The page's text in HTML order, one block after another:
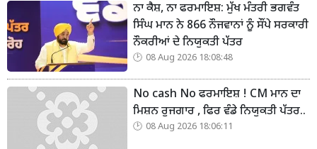
ਨਾ ਕੈਸ਼, ਨਾ ਫਰਮਾਇਸ਼: ਮੁੱਖ ਮੰਤਰੀ ਭਗਵੰਤ
ਸਿੰਘ ਮਾਨ ਨੇ 866 ਨੌਜਵਾਨਾਂ ਨੂੰ ਸੌਂਪੇ ਸਰਕਾਰੀ
ਨੌਕਰੀਆਂ ਦੇ ਨਿਯੁਕਤੀ ਪੱਤਰ
08 Aug 2026 18:08:48
No cash No ਫਰਮਾਇਸ਼ ! CM ਮਾਨ ਦਾ
ਮਿਸ਼ਨ ਰੁਜਗਾਰ , ਫਿਰ ਵੰਡੇ ਨਿਯੁਕਤੀ ਪੱਤਰ..
08 Aug 2026 18:06:11